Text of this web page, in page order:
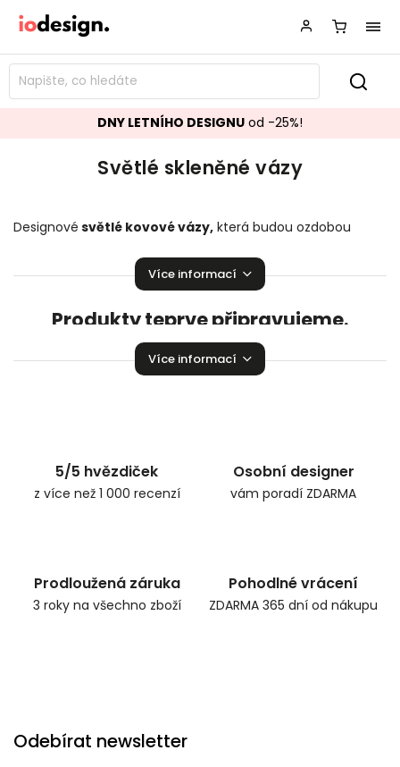
DNY LETNÍHO DESIGNU od -25%!
Světlé skleněné vázy
Designové světlé kovové vázy, která budou ozdobou
doplňkem do Vaší domácnosti.
Více informací
Produkty teprve připravujeme.
Můžete se ale podívat na ostatní kategorie.
Více informací
5/5 hvězdiček
z více než 1 000 recenzí
Osobní designer
vám poradí ZDARMA
Prodloužená záruka
3 roky na všechno zboží
Pohodlné vrácení
ZDARMA 365 dní od nákupu
Odebírat newsletter